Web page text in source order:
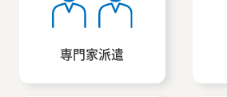
専門家派遣